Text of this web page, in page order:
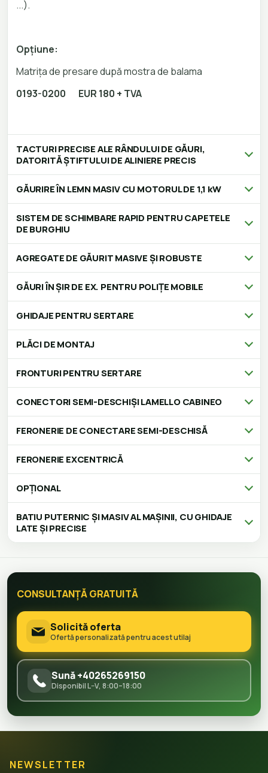
...).
Opțiune:
Matrița de presare după mostra de balama
0193-0200 EUR 180 + TVA
TACTURI PRECISE ALE RÂNDULUI DE GĂURI,
DATORITĂ ȘTIFTULUI DE ALINIERE PRECIS
GĂURIRE ÎN LEMN MASIV CU MOTORUL DE 1,1 kW
SISTEM DE SCHIMBARE RAPID PENTRU CAPETELE
DE BURGHIU
AGREGATE DE GĂURIT MASIVE ȘI ROBUSTE
GĂURI ÎN ȘIR DE EX. PENTRU POLIȚE MOBILE
GHIDAJE PENTRU SERTARE
PLĂCI DE MONTAJ
FRONTURI PENTRU SERTARE
CONECTORI SEMI-DESCHIȘI LAMELLO CABINEO
FERONERIE DE CONECTARE SEMI-DESCHISĂ
FERONERIE EXCENTRICĂ
OPȚIONAL
BATIU PUTERNIC ȘI MASIV AL MAȘINII, CU GHIDAJE
LATE ȘI PRECISE
CONSULTANȚĂ GRATUITĂ
Solicită oferta
Ofertă personalizată pentru acest utilaj
Sună +40265269150
Disponibil L–V, 8:00–18:00
NEWSLETTER